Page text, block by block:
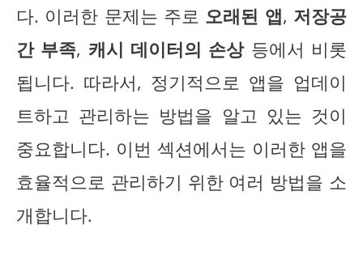
다. 이러한 문제는 주로 오래된 앱, 저장공
간 부족, 캐시 데이터의 손상등에서 비롯
됩니다. 따라서, 정기적으로 앱을 업데이
트하고 관리하는 방법을 알고 있는 것이
중요합니다. 이번 섹션에서는 이러한 앱을
효율적으로 관리하기 위한 여러 방법을 소
개합니다.